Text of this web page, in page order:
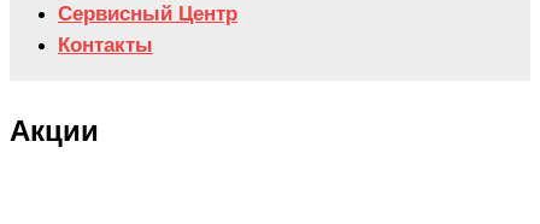
Сервисный Центр
Контакты
Акции